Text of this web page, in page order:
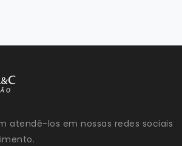
atendê-los em nossas redes sociais